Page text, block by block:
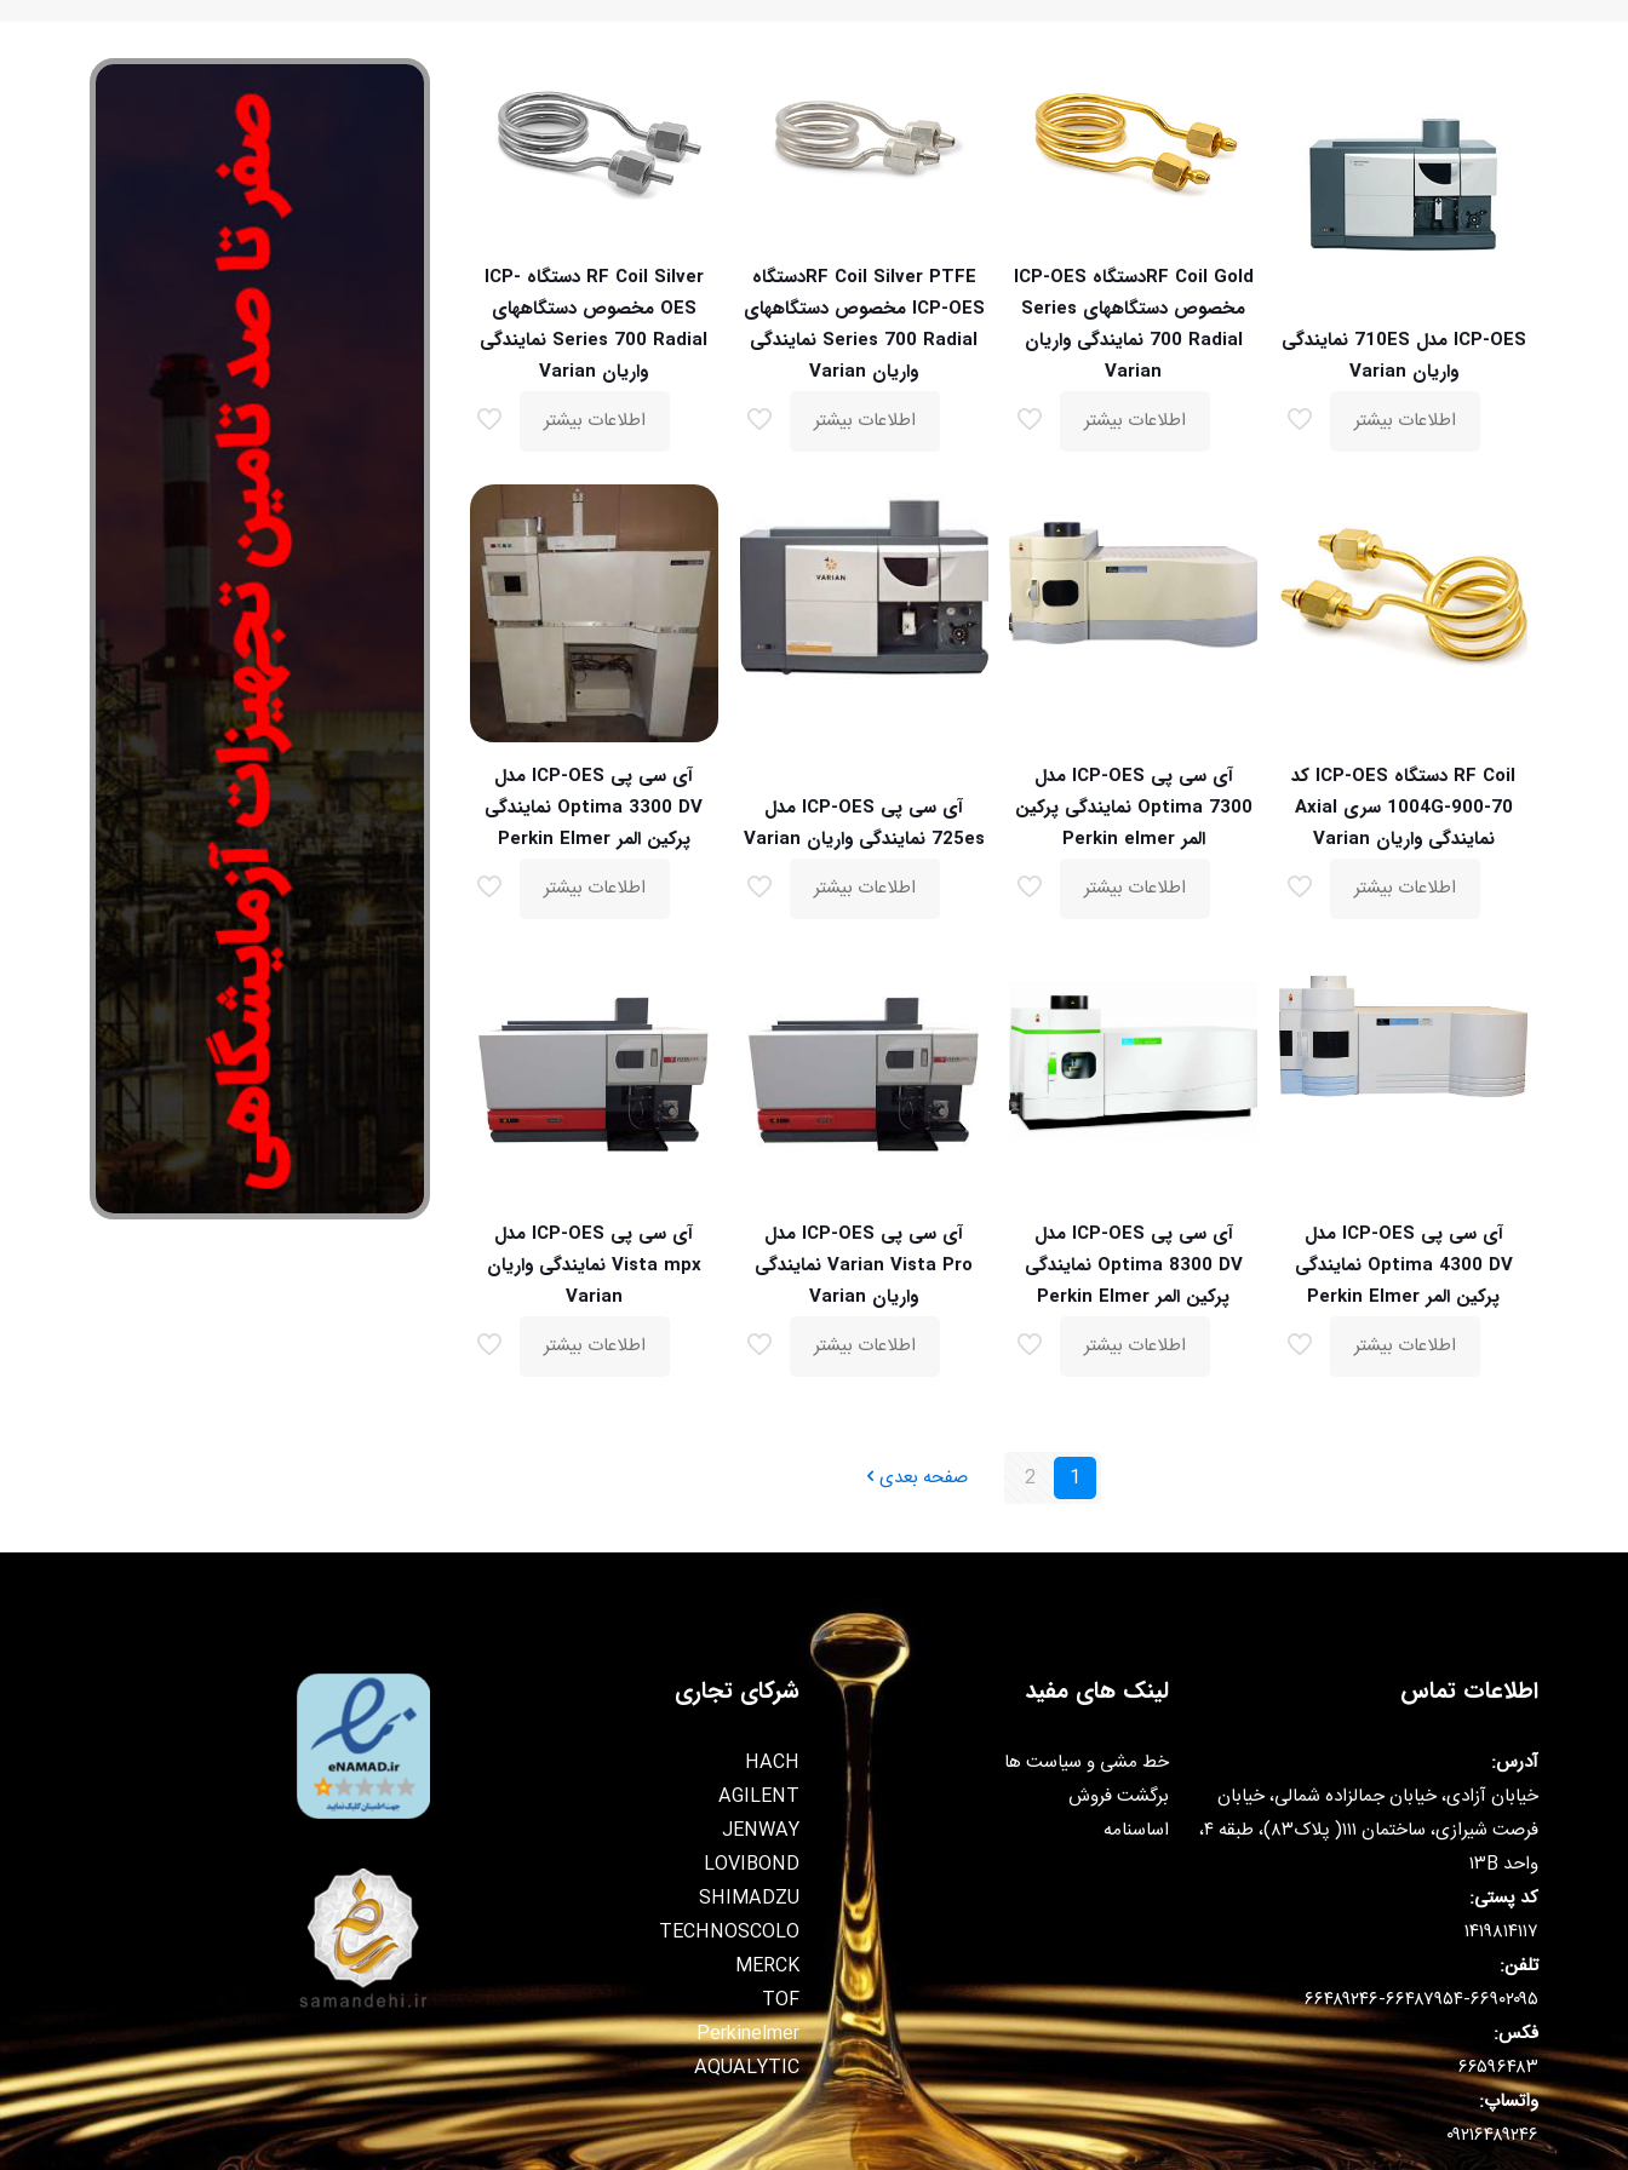
ICP-OES مدل 710ES نمایندگی
واریان Varian
اطلاعات بیشتر
RF Coil Goldدستگاه ICP-OES
مخصوص دستگاههای Series
700 Radial نمایندگی واریان
Varian
اطلاعات بیشتر
RF Coil Silver PTFEدستگاه
ICP-OES مخصوص دستگاههای
Series 700 Radial نمایندگی
واریان Varian
اطلاعات بیشتر
RF Coil Silver دستگاه ICP-
OES مخصوص دستگاههای
Series 700 Radial نمایندگی
واریان Varian
اطلاعات بیشتر
RF Coil دستگاه ICP-OES کد
70-900-1004G سری Axial
نمایندگی واریان Varian
اطلاعات بیشتر
آی سی پی ICP-OES مدل
Optima 7300 نمایندگی پرکین
المر Perkin elmer
اطلاعات بیشتر
آی سی پی ICP-OES مدل
725es نمایندگی واریان Varian
اطلاعات بیشتر
آی سی پی ICP-OES مدل
Optima 3300 DV نمایندگی
پرکین المر Perkin Elmer
اطلاعات بیشتر
آی سی پی ICP-OES مدل
Optima 4300 DV نمایندگی
پرکین المر Perkin Elmer
اطلاعات بیشتر
آی سی پی ICP-OES مدل
Optima 8300 DV نمایندگی
پرکین المر Perkin Elmer
اطلاعات بیشتر
آی سی پی ICP-OES مدل
Varian Vista Pro نمایندگی
واریان Varian
اطلاعات بیشتر
آی سی پی ICP-OES مدل
Vista mpx نمایندگی واریان
Varian
اطلاعات بیشتر
1
2 صفحه بعدی
اطلاعات تماس
آدرس:
خیابان آزادی، خیابان جمالزاده شمالی، خیابان
فرصت شیرازی، ساختمان ۱۱۱( پلاک۸۳)، طبقه ۴،
واحد ۱۳B
کد پستی:
۱۴۱۹۸۱۴۱۱۷
تلفن:
۶۶۴۸۹۲۴۶-۶۶۴۸۷۹۵۴-۶۶۹۰۲۰۹۵
فکس:
۶۶۵۹۶۴۸۳
واتساپ:
۰۹۲۱۶۴۸۹۲۴۶
لینک های مفید
خط مشی و سیاست ها
برگشت فروش
اساسنامه
شرکای تجاری
HACH
AGILENT
JENWAY
LOVIBOND
SHIMADZU
TECHNOSCOLO
MERCK
TOF
Perkinelmer
AQUALYTIC